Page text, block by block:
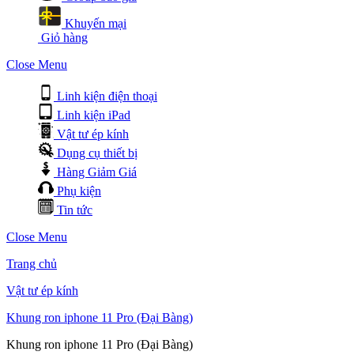
Khuyến mại
Giỏ hàng
Close Menu
Linh kiện điện thoại
Linh kiện iPad
Vật tư ép kính
Dụng cụ thiết bị
Hàng Giảm Giá
Phụ kiện
Tin tức
Close Menu
Trang chủ
Vật tư ép kính
Khung ron iphone 11 Pro (Đại Bàng)
Khung ron iphone 11 Pro (Đại Bàng)